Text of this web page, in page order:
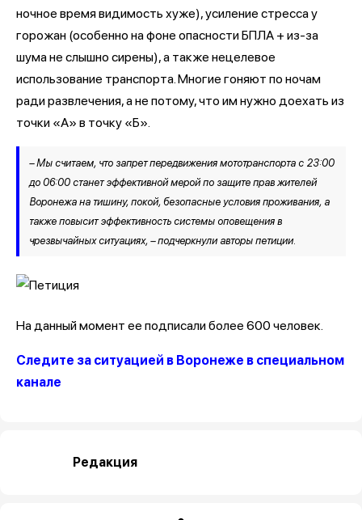
ночное время видимость хуже), усиление стресса у
горожан (особенно на фоне опасности БПЛА + из-за
шума не слышно сирены), а также нецелевое
использование транспорта. Многие гоняют по ночам
ради развлечения, а не потому, что им нужно доехать из
точки «А» в точку «Б».
– Мы считаем, что запрет передвижения мототранспорта с 23:00
до 06:00 станет эффективной мерой по защите прав жителей
Воронежа на тишину, покой, безопасные условия проживания, а
также повысит эффективность системы оповещения в
чрезвычайных ситуациях, – подчеркнули авторы петиции.
На данный момент ее подписали более 600 человек.
Следите за ситуацией в Воронеже в специальном
канале
Редакция